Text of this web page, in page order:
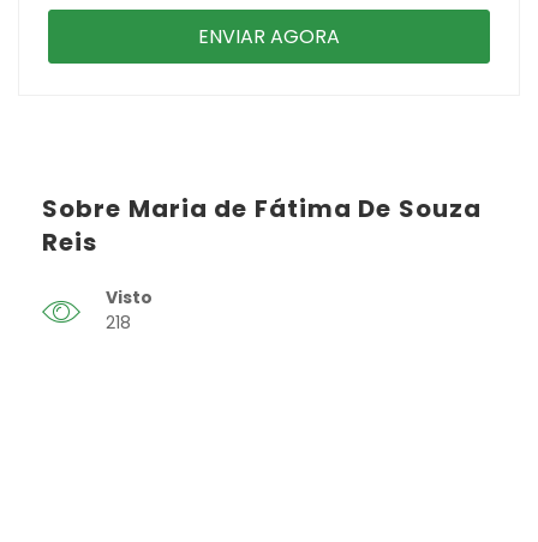
Sobre Maria de Fátima De Souza
Reis
Visto
218